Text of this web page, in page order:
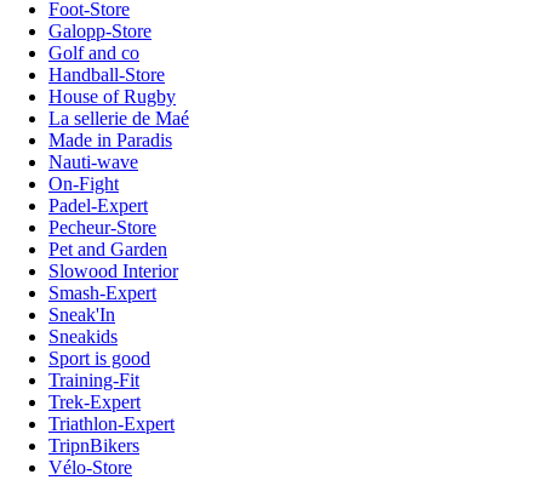
Foot-Store
Galopp-Store
Golf and co
Handball-Store
House of Rugby
La sellerie de Maé
Made in Paradis
Nauti-wave
On-Fight
Padel-Expert
Pecheur-Store
Pet and Garden
Slowood Interior
Smash-Expert
Sneak'In
Sneakids
Sport is good
Training-Fit
Trek-Expert
Triathlon-Expert
TripnBikers
Vélo-Store